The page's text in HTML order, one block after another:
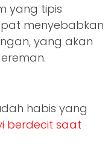
yang tipis
menyebabkan
yang akan
habis yang
berdecit saat